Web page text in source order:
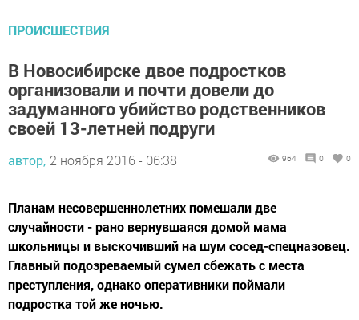
ПРОИСШЕСТВИЯ
В Новосибирске двое подростков
организовали и почти довели до
задуманного убийство родственников
своей 13-летней подруги
автор, 2 ноября 2016 - 06:38 964 0 0
Планам несовершеннолетних помешали две
случайности - рано вернувшаяся домой мама
школьницы и выскочивший на шум сосед-спецназовец.
Главный подозреваемый сумел сбежать с места
преступления, однако оперативники поймали
подростка той же ночью.